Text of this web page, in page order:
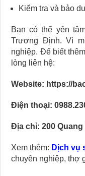
Kiểm tra và bảo
Bạn có thể yên
Trương Định. Vì
nghiệp. Để biết
lòng liên hệ:
Website: https://
Điện thoại:
Địa chỉ: 200
Xem thêm: Dịch vụ
chuyên nghiệp, thợ